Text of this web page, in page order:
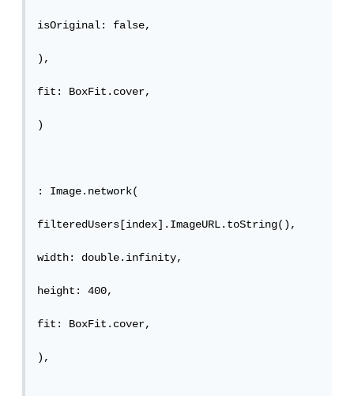
isOriginal: false,
),
fit: BoxFit.cover,
)
: Image.network(
filteredUsers[index].ImageURL.toString(),
width: double.infinity,
height: 400,
fit: BoxFit.cover,
),